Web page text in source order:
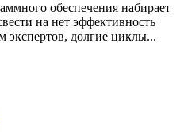
обеспечения набирает
на нет эффективность
долгие циклы...